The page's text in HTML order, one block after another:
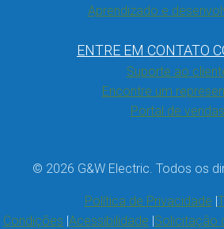
Aprendizado e
ENTRE EM CONTATO
Suporte ao
Encontre um
Portal de vendas
© 2026 G&W Electric. Todos os
Política de Privacidade
Condições Acessibilidade Solicitação